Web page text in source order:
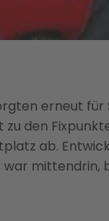
erneut
den
ab.
war